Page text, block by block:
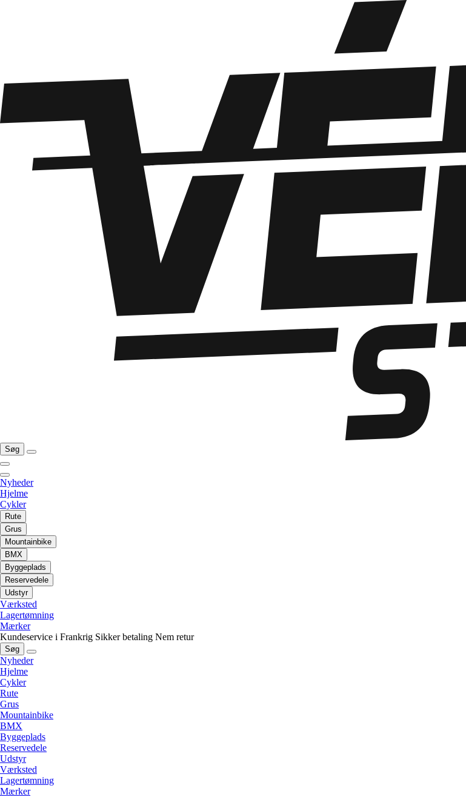
Søg
Nyheder
Hjelme
Cykler
Rute
Grus
Mountainbike
BMX
Byggeplads
Reservedele
Udstyr
Værksted
Lagertømning
Mærker
Kundeservice i Frankrig Sikker betaling Nem retur
Søg
Nyheder
Hjelme
Cykler
Rute
Grus
Mountainbike
BMX
Byggeplads
Reservedele
Udstyr
Værksted
Lagertømning
Mærker